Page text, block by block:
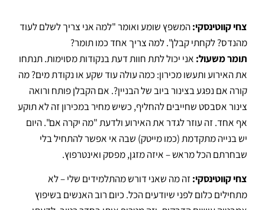
צחי קווטינסקי:המשפץ שומע ואומר "למה אני צריך לשלם לעוד
מהנדס? לקחתי קבלן".למה צריך אחד כמו תומר?
תומר משעול: אני יכול לתת חוות דעת בנקודות מסוימות. תנתחו
את האירוע ותעשו מכירון: כמה עולה עוד שקע או נקודת מים?מה
קורה אם נפגע בצינור ביוב של הבניין?. אם הקבלן פותח ורואה
צינור אסבסט שחייבים להחליף, כשיש מחיר במכירון זה לא תוקע
אף אחד.זה עוזר לגדר את האירוע ולדעת "מה יקרה אם".היום
יש בנייה מתקדמת (כמו מייטק) שבה אי אפשר להתחיל בלי
שבחרתם הכל מראש – איזה מזגן, מפסק ואינטרפוץ.
צחי קווטינסקי:זה מה שאני דורש מהתלמידים שלי – לא
מתחילים כלום לפני שיודעים הכל. כיום רוב האנשים בשיפוץ